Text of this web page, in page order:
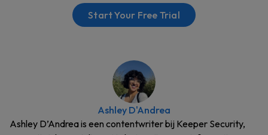
Start Your Free Trial
Ashley D'Andrea
Ashley D’Andrea is een contentwriter bij Keeper Security,